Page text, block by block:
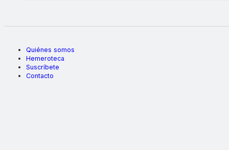
Quiénes somos
Hemeroteca
Suscríbete
Contacto